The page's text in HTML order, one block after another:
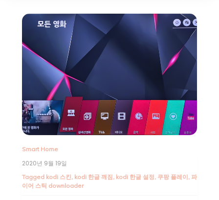
Smart Home
2020년 9월 19일
Tagged kodi 스킨, kodi 한글 깨짐, kodi 한글 설정, 쿠팡 플레이, 파
이어 스틱 downloader